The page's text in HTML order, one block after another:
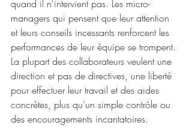
quand il n'intervient pas. Les micro-
managers qui pensent que leur attention
et leurs conseils incessants renforcent les
performances de leur équipe se trompent.
La plupart des collaborateurs veulent une
direction et pas de directives, une liberté
pour effectuer leur travail et des aides
concrètes, plus qu’un simple contrôle ou
des encouragements incantatoires.